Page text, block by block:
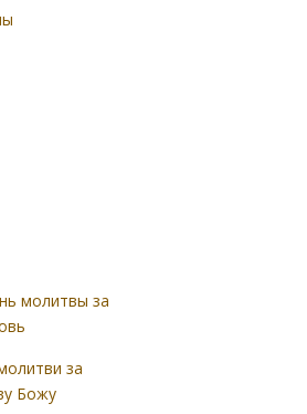
молитвы за
за
Божу